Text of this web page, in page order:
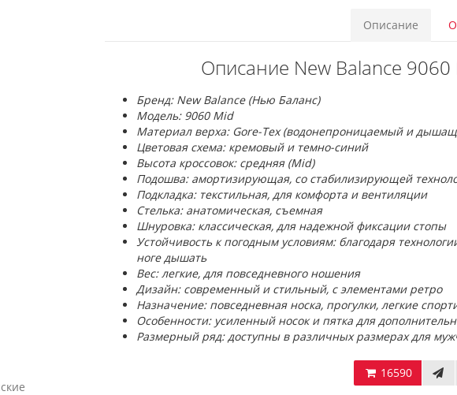
Описание
Описание New Balance
Бренд: New Balance (Нью Баланс)
Модель: 9060 Mid
Материал верха: Gore-Tex (водонепроницаемый и
Цветовая схема: кремовый и темно-синий
Высота кроссовок: средняя (Mid)
Подошва: амортизирующая, со стабилизирующей
Подкладка: текстильная, для комфорта и вентиляции
Стелька: анатомическая, съемная
Шнуровка: классическая, для надежной фиксации стопы
Устойчивость к погодным условиям: благодаря
ноге дышать
Вес: легкие, для повседневного ношения
Дизайн: современный и стильный, с элементами ретро
Назначение: повседневная носка, прогулки, легкие
Особенности: усиленный носок и пятка для
Размерный ряд: доступны в различных размерах для
16590